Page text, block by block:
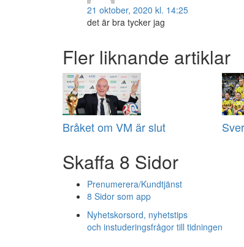
21 oktober, 2020 kl. 14:25
det är bra tycker jag
Fler liknande artiklar
Bråket om VM är slut
Skaffa 8 Sidor
Prenumerera/Kundtjänst
8 Sidor som app
Nyhetskorsord, nyhetstips
och instuderingsfrågor till tidningen